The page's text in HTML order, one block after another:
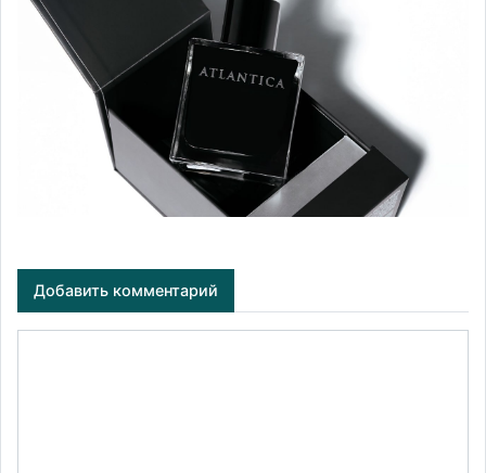
Добавить комментарий